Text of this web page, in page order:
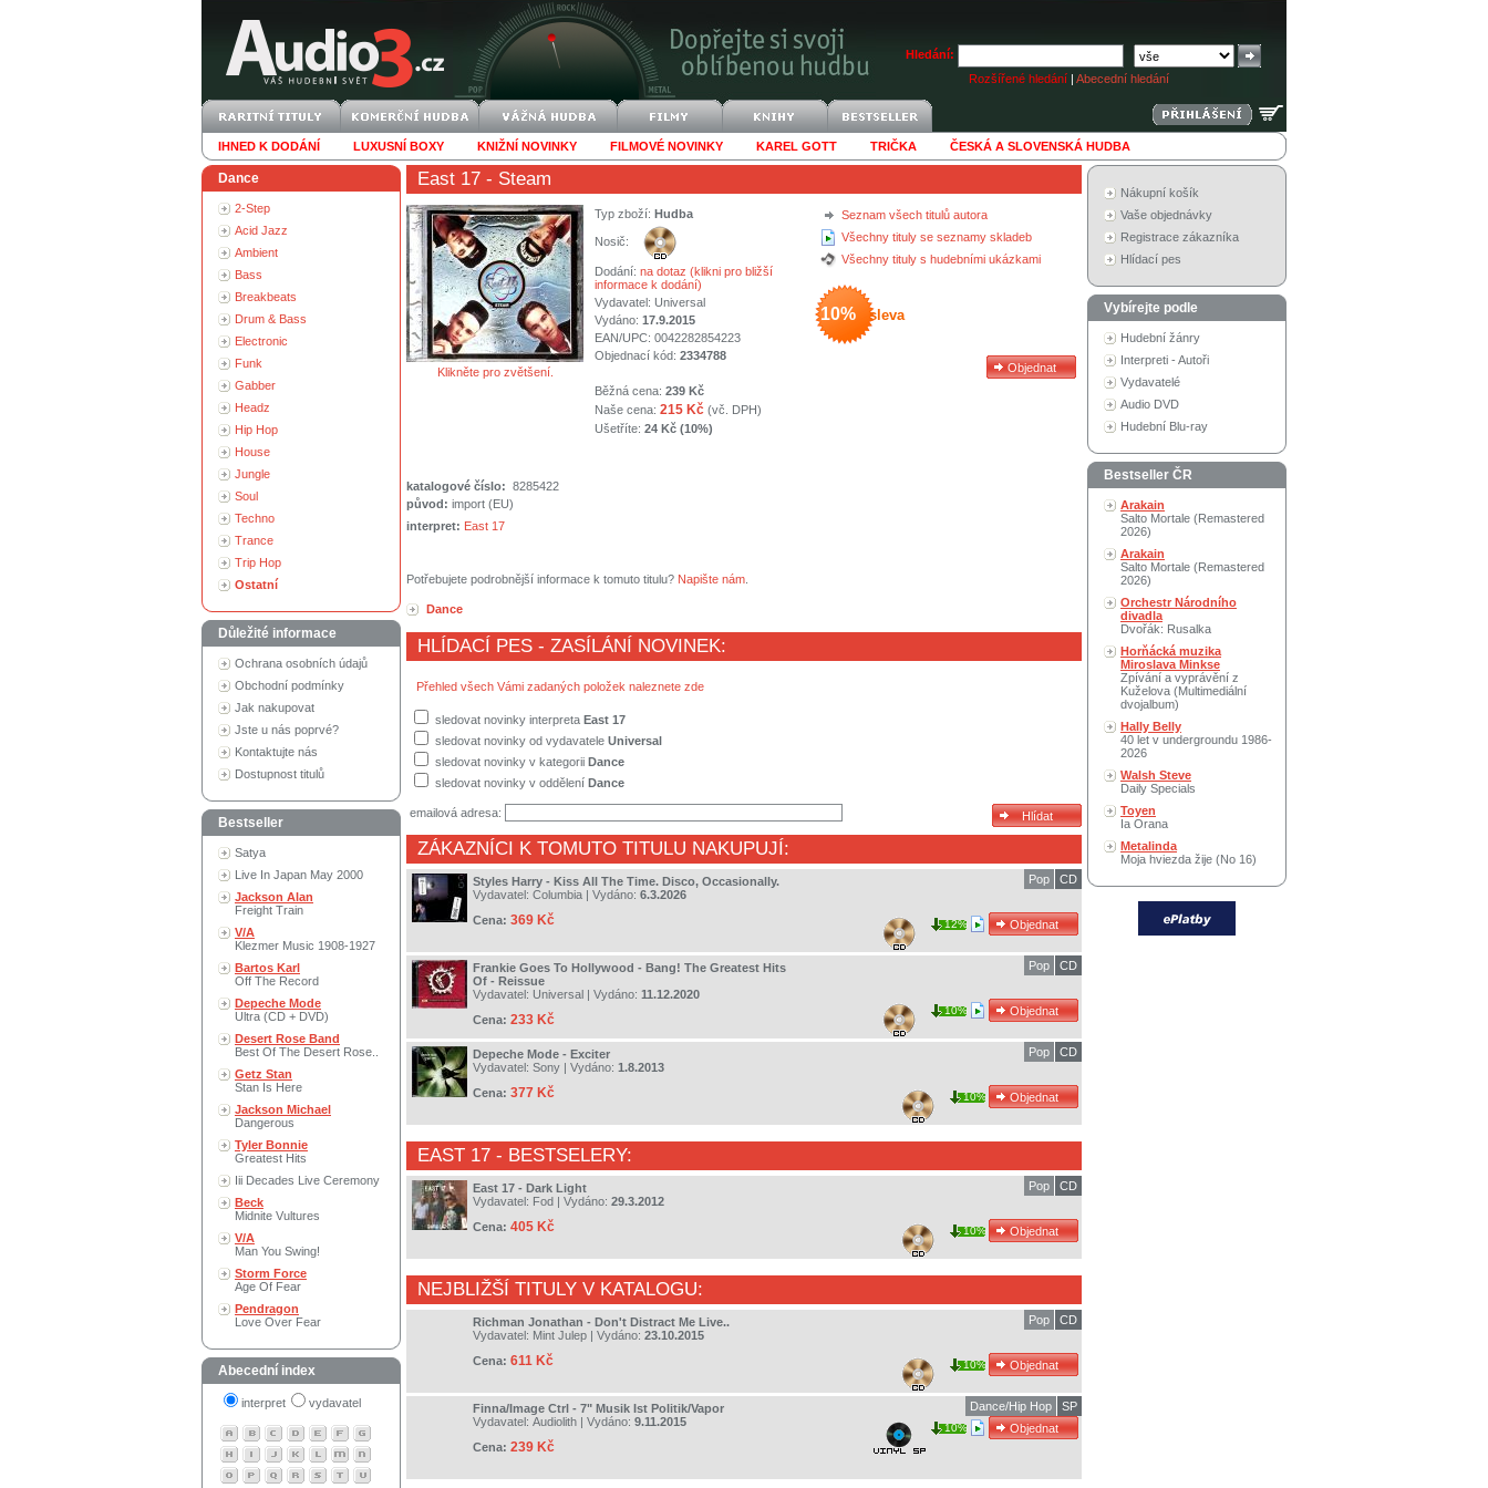
Hledání:
Rozšířené hledání | Abecední hledání
IHNED K DODÁNÍ LUXUSNÍ BOXY KNIŽNÍ NOVINKY FILMOVÉ NOVINKY KAREL GOTT TRIČKA ČESKÁ A SLOVENSKÁ HUDBA
Dance
2-Step
Acid Jazz
Ambient
Bass
Breakbeats
Drum & Bass
Electronic
Funk
Gabber
Headz
Hip Hop
House
Jungle
Soul
Techno
Trance
Trip Hop
Ostatní
Důležité informace
Ochrana osobních údajů
Obchodní podmínky
Jak nakupovat
Jste u nás poprvé?
Kontaktujte nás
Dostupnost titulů
Bestseller
Satya
Live In Japan May 2000
Jackson Alan
Freight Train
V/A
Klezmer Music 1908-1927
Bartos Karl
Off The Record
Depeche Mode
Ultra (CD + DVD)
Desert Rose Band
Best Of The Desert Rose..
Getz Stan
Stan Is Here
Jackson Michael
Dangerous
Tyler Bonnie
Greatest Hits
Iii Decades Live Ceremony
Beck
Midnite Vultures
V/A
Man You Swing!
Storm Force
Age Of Fear
Pendragon
Love Over Fear
Abecední index
interpret vydavatel
East 17 - Steam
Klikněte pro zvětšení.
Seznam všech titulů autora
Všechny tituly se seznamy skladeb
Všechny tituly s hudebními ukázkami
10% sleva
Typ zboží: Hudba
Nosič:
Dodání: na dotaz (klikni pro bližší
informace k dodání)
Vydavatel: Universal
Vydáno: 17.9.2015
EAN/UPC: 0042282854223
Objednací kód: 2334788
Běžná cena: 239 Kč
Naše cena: 215 Kč (vč. DPH)
Ušetříte: 24 Kč (10%)
katalogové číslo: 8285422
původ: import (EU)
interpret: East 17
Potřebujete podrobnější informace k tomuto titulu? Napište nám
Dance
HLÍDACÍ PES - ZASÍLÁNÍ NOVINEK:
Přehled všech Vámi zadaných položek naleznete zde
sledovat novinky interpreta East 17
sledovat novinky od vydavatele Universal
sledovat novinky v kategorii Dance
sledovat novinky v oddělení Dance
emailová adresa:
ZÁKAZNÍCI K TOMUTO TITULU NAKUPUJÍ:
Styles Harry - Kiss All The Time. Disco, Occasionally.
Vydavatel: Columbia | Vydáno: 6.3.2026
Cena: 369 Kč
CD
Pop
12%
Frankie Goes To Hollywood - Bang! The Greatest Hits
Of - Reissue
Vydavatel: Universal | Vydáno: 11.12.2020
Cena: 233 Kč
CD
Pop
10%
Depeche Mode - Exciter
Vydavatel: Sony | Vydáno: 1.8.2013
Cena: 377 Kč
CD
Pop
10%
EAST 17 - BESTSELERY:
East 17 - Dark Light
Vydavatel: Fod | Vydáno: 29.3.2012
Cena: 405 Kč
CD
Pop
10%
NEJBLIŽŠÍ TITULY V KATALOGU:
Richman Jonathan - Don't Distract Me Live..
Vydavatel: Mint Julep | Vydáno: 23.10.2015
Cena: 611 Kč
CD
Pop
10%
Finna/Image Ctrl - 7" Musik Ist Politik/Vapor
Vydavatel: Audiolith | Vydáno: 9.11.2015
Cena: 239 Kč
SP
Dance/Hip Hop
10%
Nákupní košík
Vaše objednávky
Registrace zákazníka
Hlídací pes
Vybírejte podle
Hudební žánry
Interpreti - Autoři
Vydavatelé
Audio DVD
Hudební Blu-ray
Bestseller ČR
Arakain
Salto Mortale (Remastered
2026)
Arakain
Salto Mortale (Remastered
2026)
Orchestr Národního
divadla
Dvořák: Rusalka
Horňácká muzika
Miroslava Minkse
Zpívání a vyprávění z
Kuželova (Multimediální
dvojalbum)
Hally Belly
40 let v undergroundu 1986-
2026
Walsh Steve
Daily Specials
Toyen
Ia Orana
Metalinda
Moja hviezda žije (No 16)